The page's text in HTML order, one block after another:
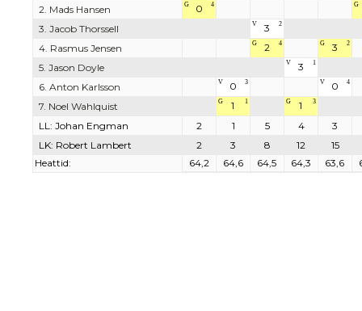
2. Mads Hansen G 0 4 G
3. Jacob Thorssell V 3 2
4. Rasmus Jensen G 2 4 G 3 2
5. Jason Doyle V 3 1
6. Anton Karlsson V 0 3 V 0 4
7. Noel Wahlquist G 1 1 G 1 3
LL: Johan Engman 2 1 5 4
3
LK: Robert Lambert
2 3 8 12
15
Heattid:
64,2 64,6 64,5 64,3 63,6